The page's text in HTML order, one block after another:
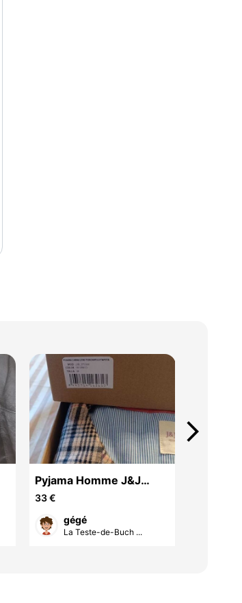
Pyjama Homme J&J
Brothers neuf
33 €
gégé
La Teste-de-Buch ...
arrow_forward_ios